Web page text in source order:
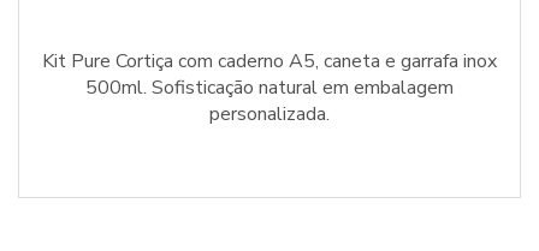
Kit Pure Cortiça com caderno A5, caneta e garrafa inox
500ml. Sofisticação natural em embalagem
personalizada.